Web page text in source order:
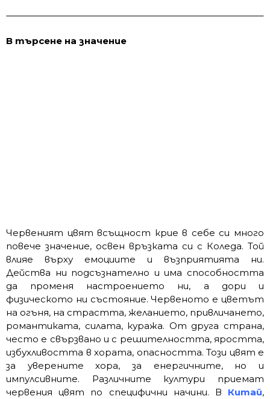
В търсене на значение
Червеният цвят всъщност крие в себе си много
повече значение, освен връзката си с Коледа. Той
влияе върху емоциите и възприятията ни.
Действа ни подсъзнателно и има способността
да променя настроението ни, а дори и
физическото ни състояние. Червеното е цветът
на огъня, на страстта, желанието, привличането,
романтиката, силата, куража. От друга страна,
често е свързвано и с решителността, яростта,
избухливостта в хората, опасността. Този цвят е
за уверените хора, за енергичните, но и
импулсивните. Различните култури приемат
червения цвят по специфични начини. В Китай,